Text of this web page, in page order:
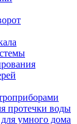
протечки воды
для умного дома